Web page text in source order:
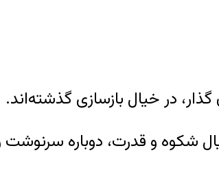
در خیال بازسازی گذشته‌اند.
شکوه و قدرت، دوباره